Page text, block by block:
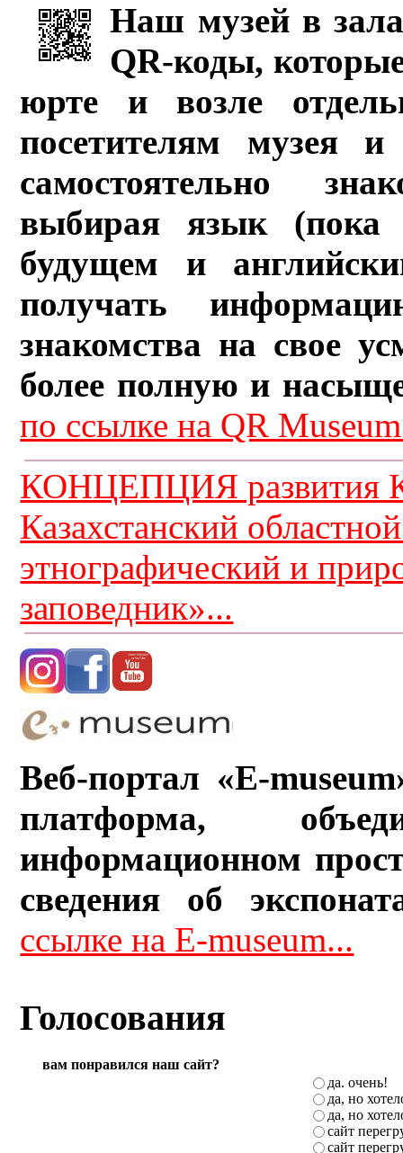
Наш музей в
QR-коды,
юрте и возле
посетителям музея и
самостоятельно
выбирая язык (пока
будущем и
получать
знакомства на свое
более полную и
по ссылке на QR
КОНЦЕПЦИЯ развития
Казахстанский
этнографический и
заповедник»...
Веб-портал «E-
платформа,
информационном
сведения об
ссылке на E-museum...
Голосования
вам понравился наш сайт?
да. очень!
да, но
да, но
сайт
сайт